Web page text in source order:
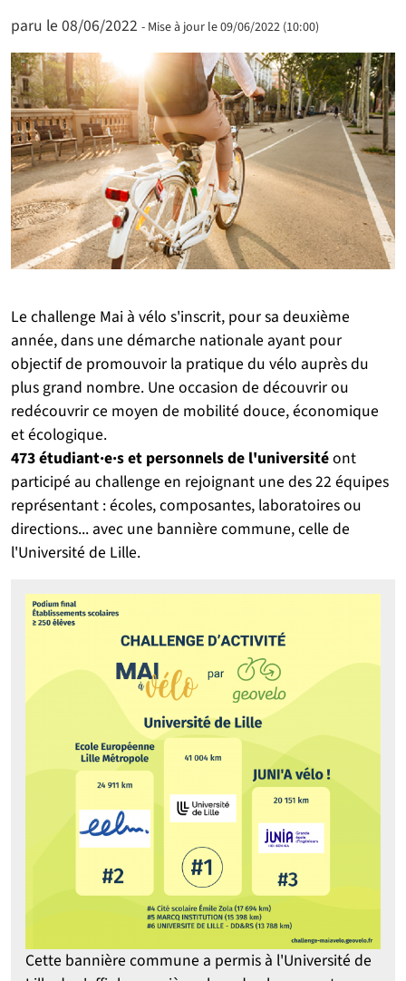
paru le 08/06/2022 - Mise à jour le 09/06/2022 (10:00)
Le challenge Mai à vélo s'inscrit, pour sa deuxième
année, dans une démarche nationale ayant pour
objectif de promouvoir la pratique du vélo auprès du
plus grand nombre. Une occasion de découvrir ou
redécouvrir ce moyen de mobilité douce, économique
et écologique.
473 étudiant·e·s et personnels de l'universitéont
participé au challenge en rejoignant une des 22 équipes
représentant : écoles, composantes, laboratoires ou
directions... avec une bannière commune, celle de
l'Université de Lille.
Cette bannière commune a permis à l'Université de